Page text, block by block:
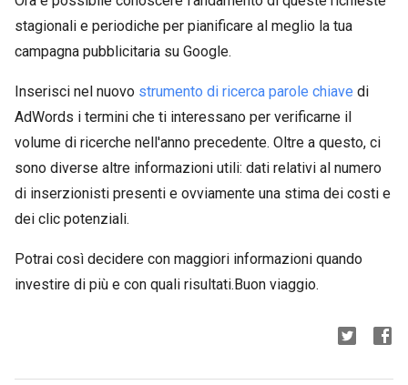
stagionali e periodiche per pianificare al meglio la tua
campagna pubblicitaria su Google.
Inserisci nel nuovo strumento di ricerca parole chiave di
AdWords i termini che ti interessano per verificarne il
volume di ricerche nell'anno precedente. Oltre a questo, ci
sono diverse altre informazioni utili: dati relativi al numero
di inserzionisti presenti e ovviamente una stima dei costi e
dei clic potenziali.
Potrai così decidere con maggiori informazioni quando
investire di più e con quali risultati.Buon viaggio.